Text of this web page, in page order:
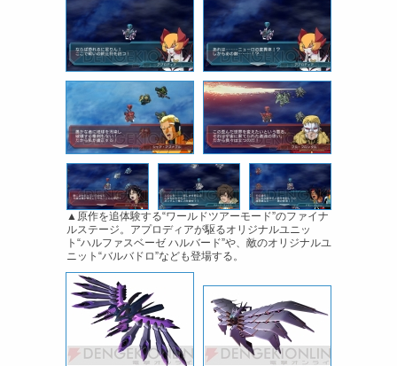
▲原作を追体験する“ワールドツアーモード”のファイナ
ルステージ。アプロディアが駆るオリジナルユニッ
ト“ハルファスベーゼ ハルバード”や、敵のオリジナルユ
ニット“バルバドロ”なども登場する。